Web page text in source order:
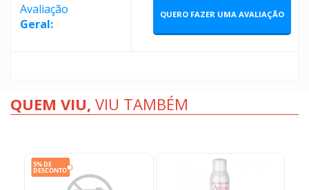
Avaliação
Geral:
QUERO FAZER UMA AVALIAÇÃO
QUEM VIU, VIU TAMBÉM